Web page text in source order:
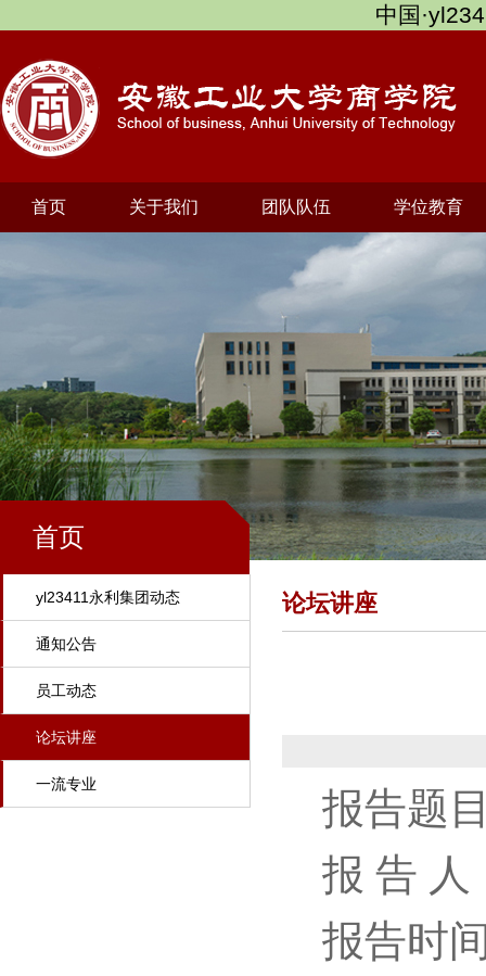
中国
首页 关于我们 团队队伍 学位教育
首页
yl23411永利集团动态
通知公告
员工动态
论坛讲座
一流专业
论坛讲座
报告题
报 告 人
报告时